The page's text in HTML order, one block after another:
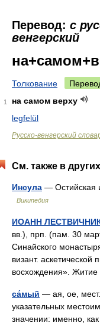
Перевод: с
венгерский
Толкование
1
на самом верху
legfelül
Русско-венгерский
См. также в
Инсула — Остийская
Википедия
ИОАНН
вв.), прп. (пам. 30
Синайского
визант. аскетической
восхождения».
са́мый — ая, ое,
указательных
значении: именно,